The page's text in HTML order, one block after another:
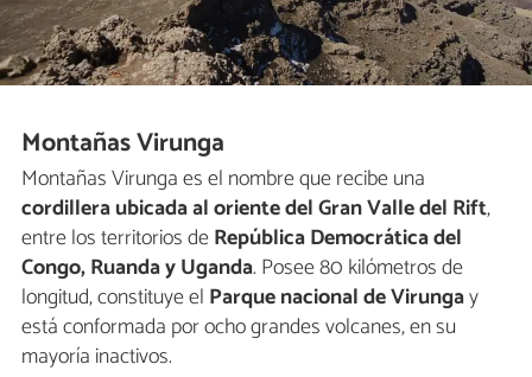
Montañas Virunga
Montañas Virunga es el nombre que recibe una
cordillera ubicada al oriente del Gran Valle del Rift,
entre los territorios deRepública Democrática del
Congo, Ruanda y Uganda. Posee 80 kilómetros de
longitud, constituye el Parque nacional de Virungay
está conformada por ocho grandes volcanes, en su
mayoría inactivos.